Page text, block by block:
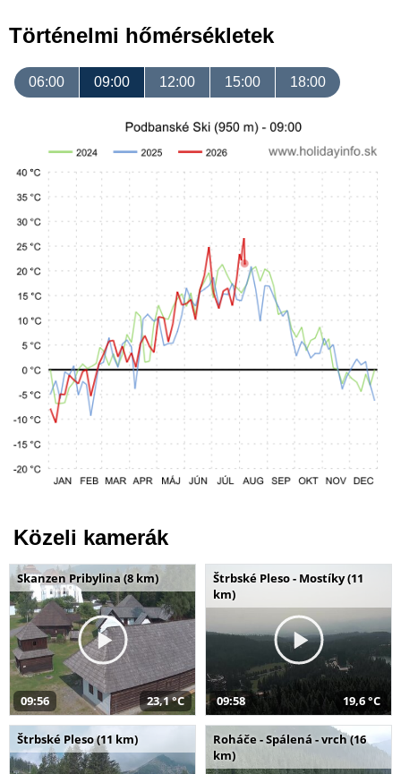
Történelmi hőmérsékletek
06:00 09:00 12:00 15:00 18:00
Közeli kamerák
Skanzen Pribylina (8 km)
09:56 23,1 °C
Štrbské Pleso - Mostíky (11
km)
09:58 19,6 °C
Štrbské Pleso (11 km)
Roháče - Spálená - vrch (16
km)